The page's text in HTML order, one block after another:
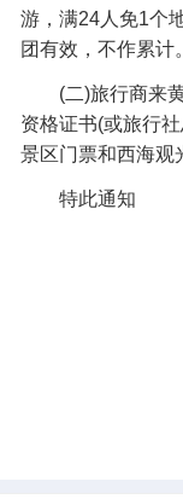
游，满24人免1个
团有效，不作累计。
(二)旅行商来
资格证书(或旅行
景区门票和西海观
特此通知